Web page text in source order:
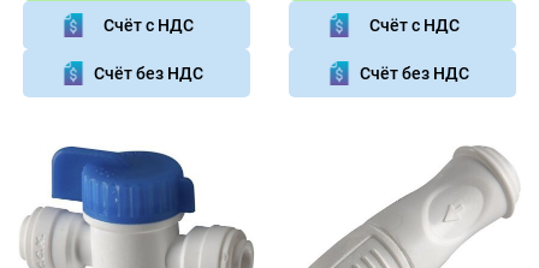
Счёт с НДС
Счёт без НДС
Счёт с НДС
Счёт без НДС